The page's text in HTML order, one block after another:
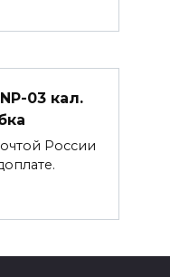
03 кал.
России